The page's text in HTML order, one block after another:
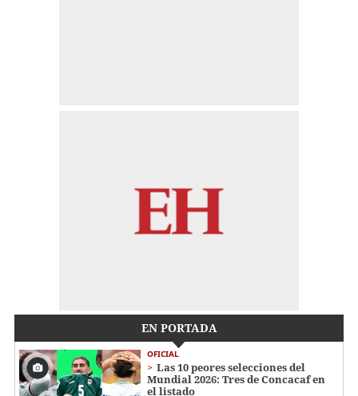
EN PORTADA
OFICIAL
Las 10 peores selecciones del
Mundial 2026: Tres de Concacaf en
el listado